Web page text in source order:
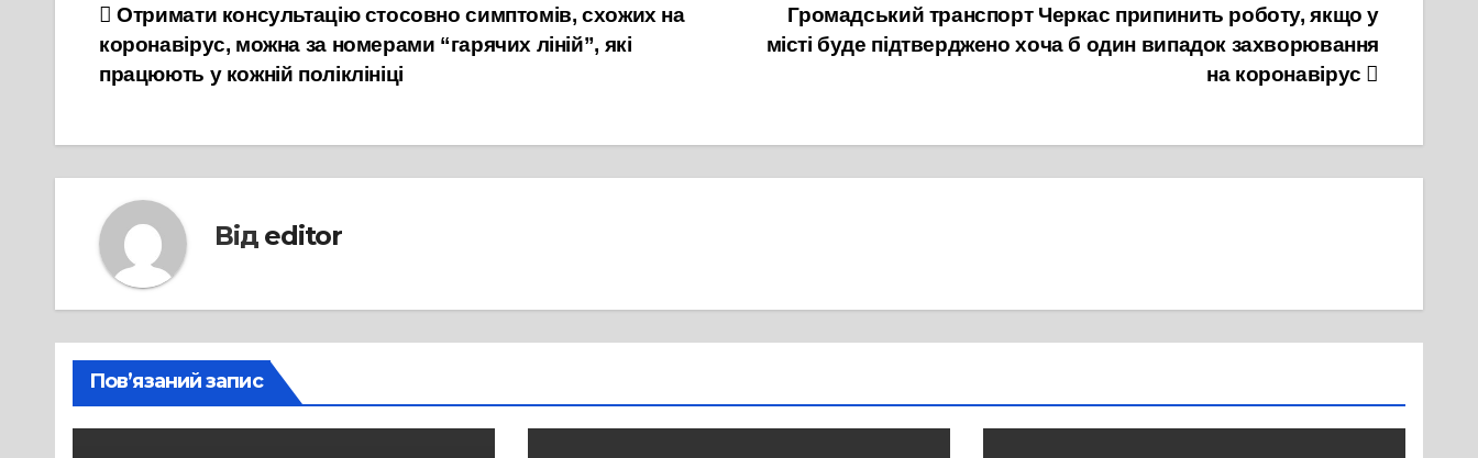
Навігація
записів
Громадський транспорт Черкас припинить роботу, якщо у
місті буде підтверджено хоча б один випадок захворювання
на коронавірус
Отримати консультацію стосовно симптомів, схожих на
коронавірус, можна за номерами “гарячих ліній”, які
працюють у кожній поліклініці
Від editor
Пов’язаний запис